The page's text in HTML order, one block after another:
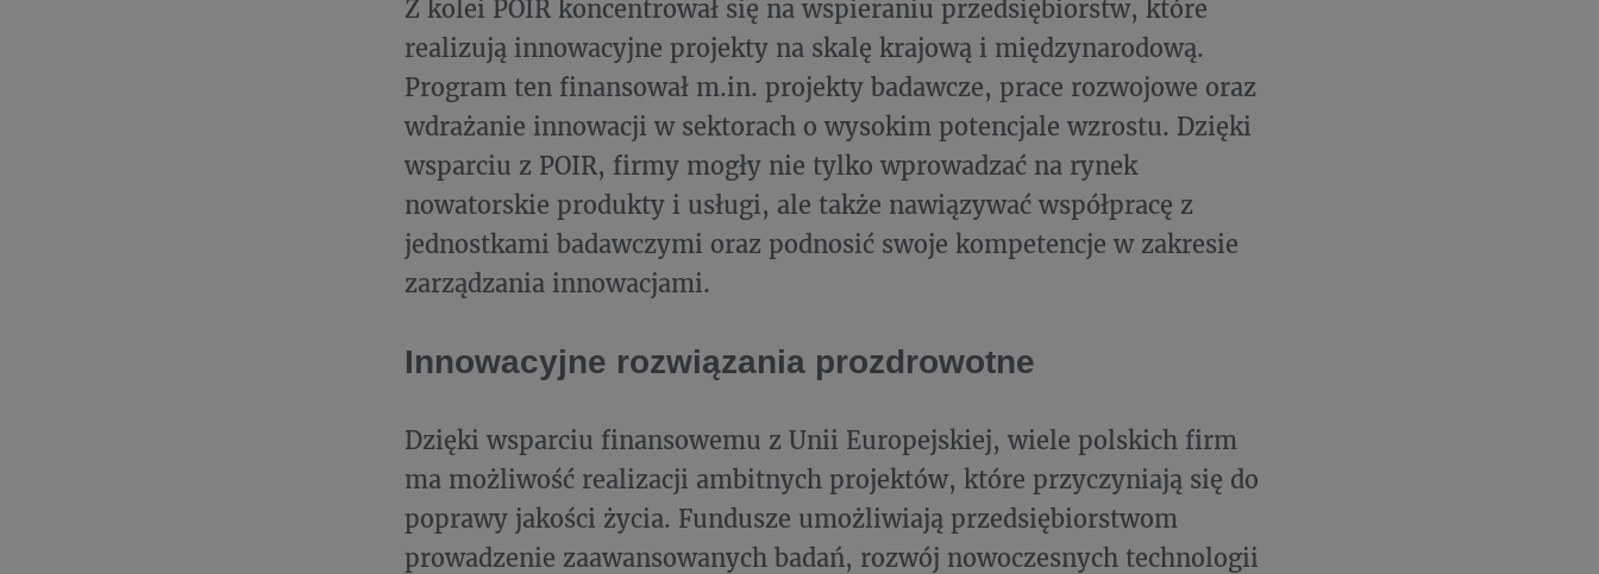
Z kolei POIR koncentrował się na wspieraniu przedsiębiorstw, które
realizują innowacyjne projekty na skalę krajową i międzynarodową.
Program ten finansował m.in. projekty badawcze, prace rozwojowe oraz
wdrażanie innowacji w sektorach o wysokim potencjale wzrostu. Dzięki
wsparciu z POIR, firmy mogły nie tylko wprowadzać na rynek
nowatorskie produkty i usługi, ale także nawiązywać współpracę z
jednostkami badawczymi oraz podnosić swoje kompetencje w zakresie
zarządzania innowacjami.
Innowacyjne rozwiązania prozdrowotne
Dzięki wsparciu finansowemu z Unii Europejskiej, wiele polskich firm
ma możliwość realizacji ambitnych projektów, które przyczyniają się do
poprawy jakości życia. Fundusze umożliwiają przedsiębiorstwom
prowadzenie zaawansowanych badań, rozwój nowoczesnych technologii